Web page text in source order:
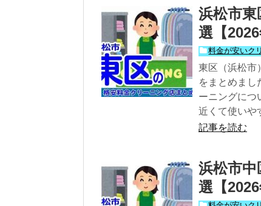
浜松市
選【
料金が安いク
東区（浜松市
をまとめまし
ーニングにつ
近くて使いや
記事を読む
浜松市
選【